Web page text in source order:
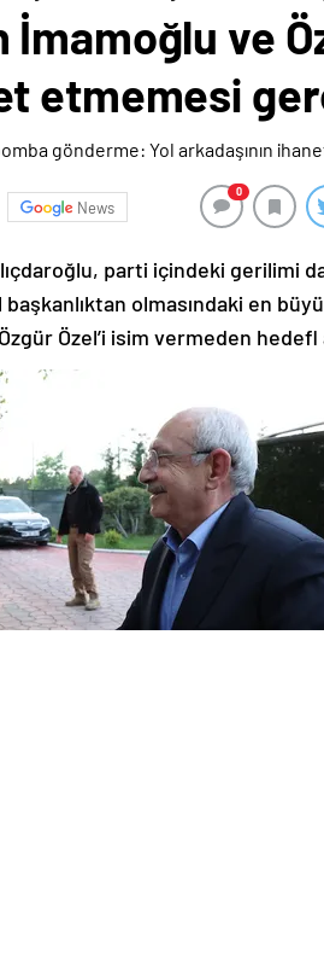
İmamoğlu ve
etmemesi
News
0
parti içindeki gerilimi
olmasındaki en
Özel’i isim vermeden hedefl